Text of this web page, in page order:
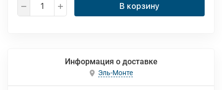
В корзину
Информация о доставке
Эль-Монте